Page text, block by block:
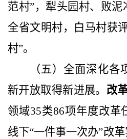
范村”，犁头园村、败泥
全省文明村，白马村获
村”。
（五）全面深化各
新开放取得新进展。 改
领域35类86项年度改革
线下“一件事一次办”改